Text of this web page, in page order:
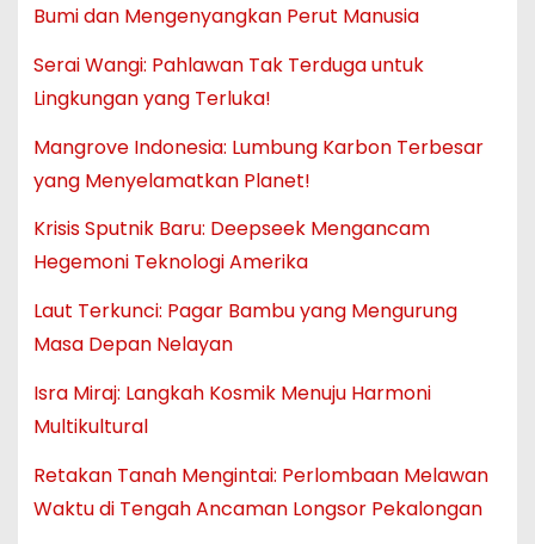
Bumi dan Mengenyangkan Perut Manusia
Serai Wangi: Pahlawan Tak Terduga untuk
Lingkungan yang Terluka!
Mangrove Indonesia: Lumbung Karbon Terbesar
yang Menyelamatkan Planet!
Krisis Sputnik Baru: Deepseek Mengancam
Hegemoni Teknologi Amerika
Laut Terkunci: Pagar Bambu yang Mengurung
Masa Depan Nelayan
Isra Miraj: Langkah Kosmik Menuju Harmoni
Multikultural
Retakan Tanah Mengintai: Perlombaan Melawan
Waktu di Tengah Ancaman Longsor Pekalongan